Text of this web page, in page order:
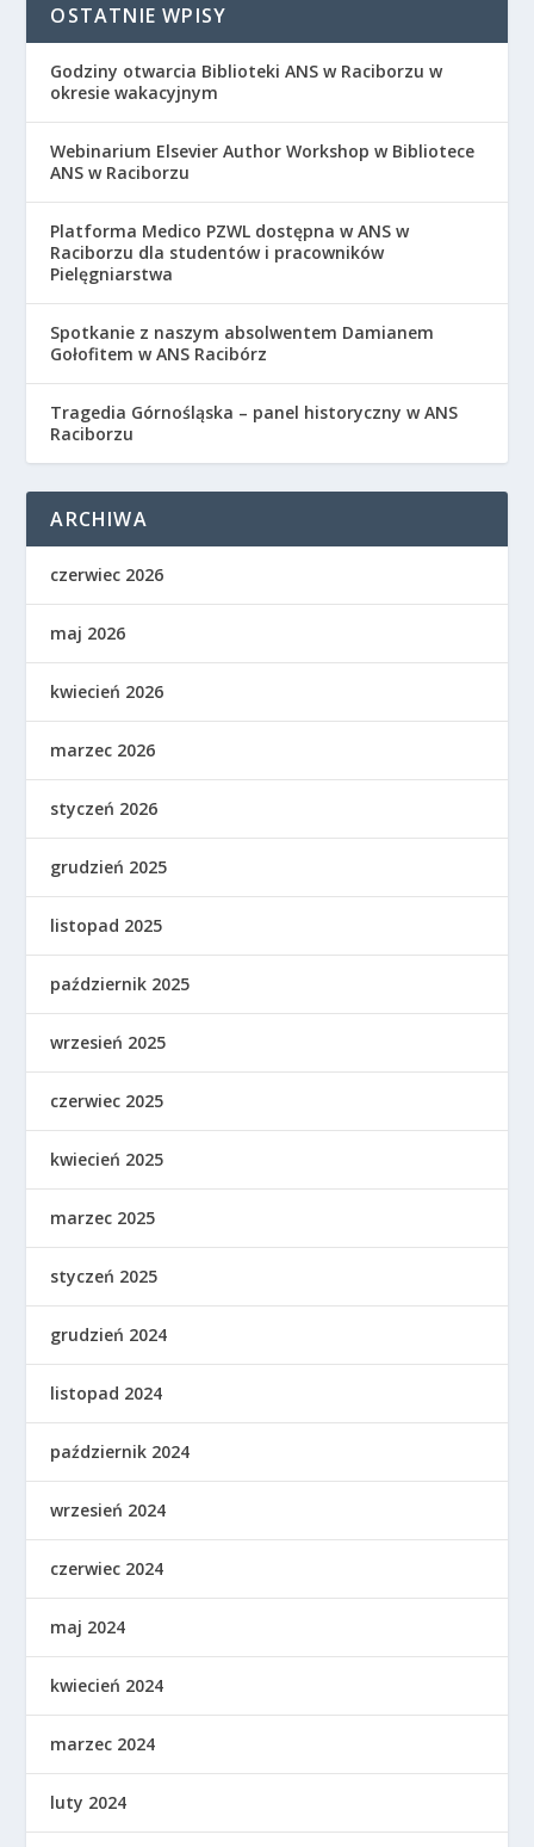
OSTATNIE WPISY
Godziny otwarcia Biblioteki ANS w Raciborzu w
okresie wakacyjnym
Webinarium Elsevier Author Workshop w Bibliotece
ANS w Raciborzu
Platforma Medico PZWL dostępna w ANS w
Raciborzu dla studentów i pracowników
Pielęgniarstwa
Spotkanie z naszym absolwentem Damianem
Gołofitem w ANS Racibórz
Tragedia Górnośląska – panel historyczny w ANS
Raciborzu
ARCHIWA
czerwiec 2026
maj 2026
kwiecień 2026
marzec 2026
styczeń 2026
grudzień 2025
listopad 2025
październik 2025
wrzesień 2025
czerwiec 2025
kwiecień 2025
marzec 2025
styczeń 2025
grudzień 2024
listopad 2024
październik 2024
wrzesień 2024
czerwiec 2024
maj 2024
kwiecień 2024
marzec 2024
luty 2024